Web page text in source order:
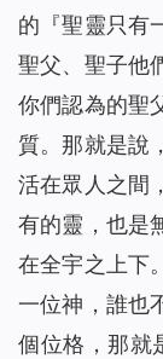
的『聖靈只有
聖父、聖子他
你們認為的聖
質。那就是說
活在眾人之間
有的靈，也是
在全宇之上下
一位神，誰也
個位格，那就